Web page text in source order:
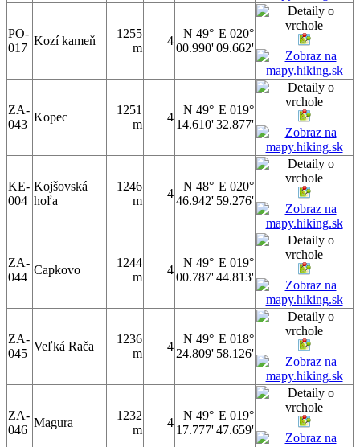
PO-
017
Kozí kameň
1255
m
4
N 49°
00.990'
E 020°
09.662'
ZA-
043
Kopec
1251
m
4
N 49°
14.610'
E 019°
32.877'
KE-
004
Kojšovská
hoľa
1246
m
4
N 48°
46.942'
E 020°
59.276'
ZA-
044
Capkovo
1244
m
4
N 49°
00.787'
E 019°
44.813'
ZA-
045
Veľká Rača
1236
m
4
N 49°
24.809'
E 018°
58.126'
ZA-
046
Magura
1232
m
4
N 49°
17.777'
E 019°
47.659'